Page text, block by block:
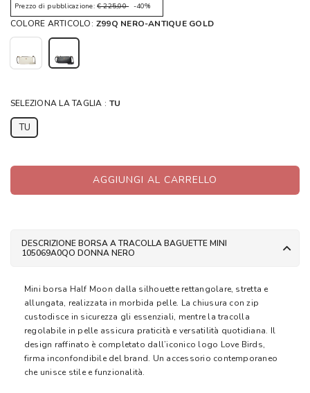
Prezzo di pubblicazione: € 225,00-40%
COLORE ARTICOLO: Z99Q NERO-ANTIQUE GOLD
SELEZIONA LA TAGLIA : TU
TU
AGGIUNGI AL CARRELLO
DESCRIZIONE BORSA A TRACOLLA BAGUETTE MINI
105069A0QO DONNA NERO
Mini borsa Half Moon dalla silhouette rettangolare, stretta e
allungata, realizzata in morbida pelle. La chiusura con zip
custodisce in sicurezza gli essenziali, mentre la tracolla
regolabile in pelle assicura praticità e versatilità quotidiana. Il
design raffinato è completato dall’iconico logo Love Birds,
firma inconfondibile del brand. Un accessorio contemporaneo
che unisce stile e funzionalità.